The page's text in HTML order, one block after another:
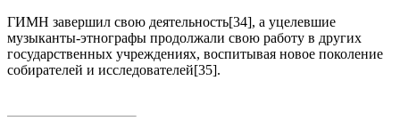
ГИМН завершил свою деятельность[34], а уцелевшие
музыканты-этнографы продолжали свою работу в других
государственных учреждениях, воспитывая новое поколение
собирателей и исследователей[35].